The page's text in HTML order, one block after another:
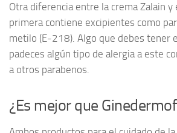
Otra diferencia entre la crema Zalain y
primera contiene excipientes como
metilo (E-218). Algo que debes tener
padeces algún tipo de alergia a este
a otros parabenos.
¿Es mejor que